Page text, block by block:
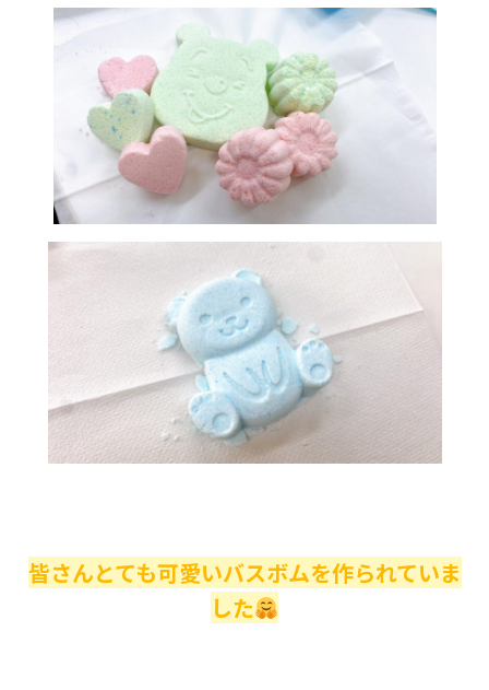
皆さんとても可愛いバスボムを作られていま
した